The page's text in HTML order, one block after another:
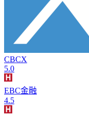
CBCX
5.0
EBC金融
4.5